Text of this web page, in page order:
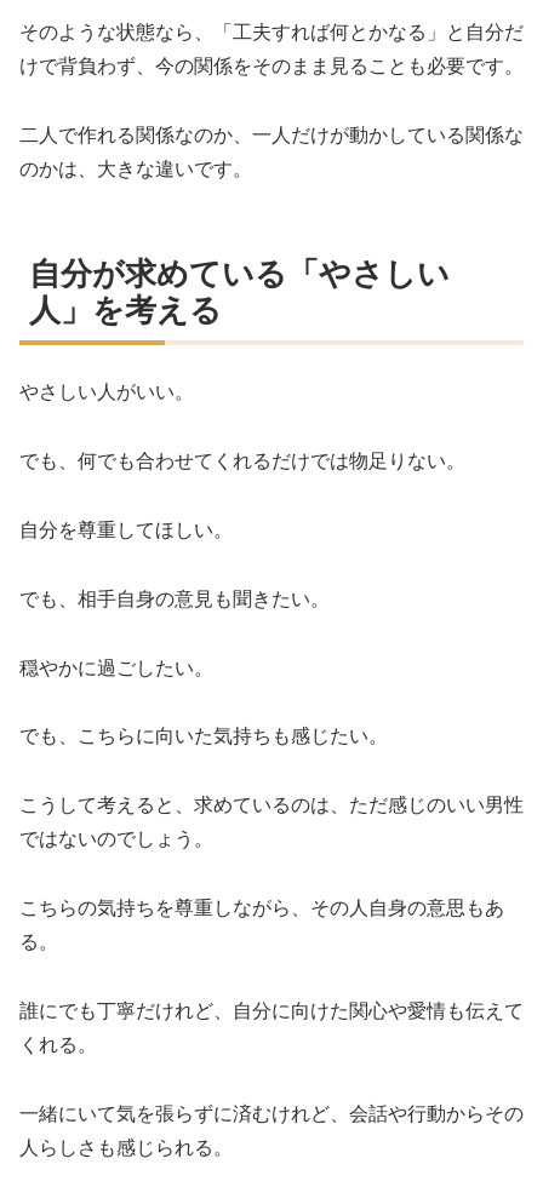
そのような状態なら、「工夫すれば何とかなる」と自分だ
けで背負わず、今の関係をそのまま見ることも必要です。
二人で作れる関係なのか、一人だけが動かしている関係な
のかは、大きな違いです。
自分が求めている「やさしい
人」を考える
やさしい人がいい。
でも、何でも合わせてくれるだけでは物足りない。
自分を尊重してほしい。
でも、相手自身の意見も聞きたい。
穏やかに過ごしたい。
でも、こちらに向いた気持ちも感じたい。
こうして考えると、求めているのは、ただ感じのいい男性
ではないのでしょう。
こちらの気持ちを尊重しながら、その人自身の意思もあ
る。
誰にでも丁寧だけれど、自分に向けた関心や愛情も伝えて
くれる。
一緒にいて気を張らずに済むけれど、会話や行動からその
人らしさも感じられる。